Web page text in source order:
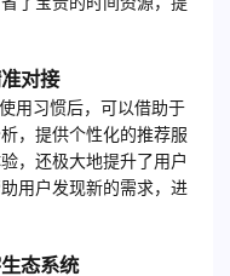
对接
用习惯后，可以借助于
，提供个性化的推荐服
，还极大地提升了用户
用户发现新的需求，进
态系统